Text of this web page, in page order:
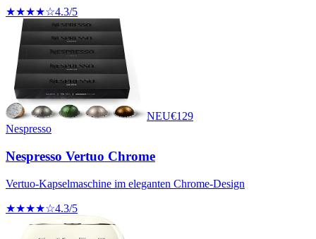
★★★★☆4.3/5
NEU€129
Nespresso
Nespresso Vertuo Chrome
Vertuo-Kapselmaschine im eleganten Chrome-Design
★★★★☆4.3/5